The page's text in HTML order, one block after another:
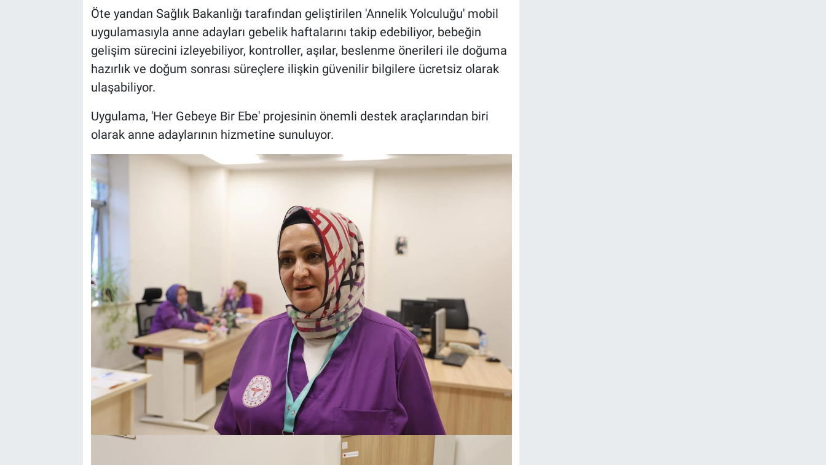
Öte yandan Sağlık Bakanlığı tarafından geliştirilen 'Annelik Yolculuğu' mobil
uygulamasıyla anne adayları gebelik haftalarını takip edebiliyor, bebeğin
gelişim sürecini izleyebiliyor, kontroller, aşılar, beslenme önerileri ile doğuma
hazırlık ve doğum sonrası süreçlere ilişkin güvenilir bilgilere ücretsiz olarak
ulaşabiliyor.
Uygulama, 'Her Gebeye Bir Ebe' projesinin önemli destek araçlarından biri
olarak anne adaylarının hizmetine sunuluyor.